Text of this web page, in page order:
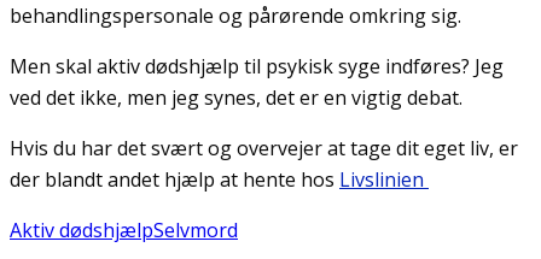
behandlingspersonale og pårørende omkring sig.
Men skal aktiv dødshjælp til psykisk syge indføres? Jeg
ved det ikke, men jeg synes, det er en vigtig debat.
Hvis du har det svært og overvejer at tage dit eget liv, er
der blandt andet hjælp at hente hos Livslinien
Aktiv dødshjælpSelvmord